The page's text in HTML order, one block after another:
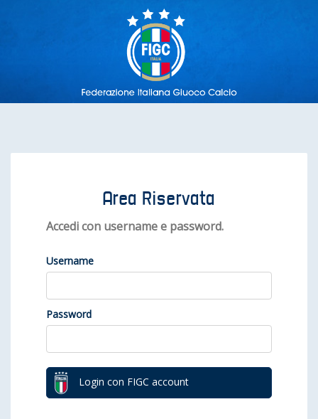
Area Riservata
Accedi con username e password.
Username
Password
Login con FIGC account